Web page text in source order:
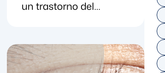
un trastorno del
afecta a las personas
de formas muy